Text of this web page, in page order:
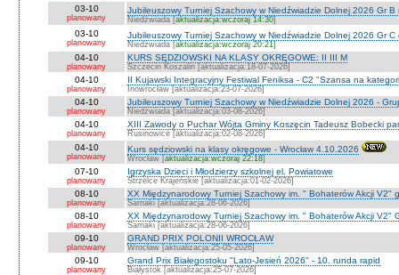
03-10
planowany
Jubileuszowy Turniej Szachowy w Niedźwiadzie Dolnej 2026 Gr
Niedźwiada [aktualizacja:wczoraj 14:30]
03-10
planowany
Jubileuszowy Turniej Szachowy w Niedźwiadzie Dolnej 2026 Gr
Niedźwiada [aktualizacja:wczoraj 20:21]
04-10
planowany
KURS SĘDZIOWSKI NA KLASY OKRĘGOWE: II III M
Szczecin Koszalin [aktualizacja:18-07-2026]
04-10
planowany
II Kujawski Integracyjny Festiwal Feniksa - C2 "Szansa na
Inowrocław [aktualizacja:23-07-2026]
04-10
planowany
Jubileuszowy Turniej Szachowy w Niedźwiadzie Dolnej 2026 -
Niedżwiada [aktualizacja:03-08-2026]
04-10
planowany
XIII Zawody o Puchar Wójta Gminy Koszęcin Tadeusz Bobecki
Rusinowice [aktualizacja:02-08-2026]
04-10
planowany
Kurs sędziowski na klasy okręgowe - Wrocław 4.10.2026
Wrocław [aktualizacja:wczoraj 22:18]
07-10
planowany
Igrzyska Dzieci i Młodzierzy szkolnej el. Powiatowe
Strzelce Krajeńskie [aktualizacja:01-02-2026]
08-10
planowany
XX Międzynarodowy Turniej Szachowy im. " Bohaterów Akcji V2"
Sarnaki [aktualizacja:28-06-2026]
08-10
planowany
XX Międzynarodowy Turniej Szachowy im. " Bohaterów Akcji V2"
Sarnaki [aktualizacja:28-06-2026]
09-10
planowany
GRAND PRIX POLONII WROCŁAW
Wrocław [aktualizacja:25-05-2026]
09-10
planowany
Grand Prix Białegostoku "Lato-Jesień 2026" - 10. runda rapid
Białystok [aktualizacja:25-07-2026]